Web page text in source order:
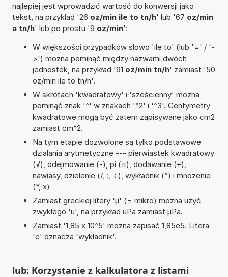
najlepiej jest wprowadzić wartość do konwersji jako
tekst, na przykład '26 oz/min ile to tn/h' lub '67 oz/min
a tn/h' lub po prostu '9 oz/min':
W większości przypadków słowo 'ile to' (lub '=' / '-
>') można pominąć między nazwami dwóch
jednostek, na przykład '91 oz/min tn/h' zamiast '50
oz/min ile to tn/h'.
W skrótach 'kwadratowy' i 'sześcienny' można
pominąć znak '^' w znakach '^2' i '^3'. Centymetry
kwadratowe mogą być zatem zapisywane jako cm2
zamiast cm^2.
Na tym etapie dozwolone są tylko podstawowe
działania arytmetyczne --- pierwiastek kwadratowy
(√), odejmowanie (-), pi (π), dodawanie (+),
nawiasy, dzielenie (/, :, ÷), wykładnik (^) i mnożenie
(*, x)
Zamiast greckiej litery 'µ' (= mikro) można użyć
zwykłego 'u', na przykład uPa zamiast µPa.
Zamiast '1,85 x 10^5' można zapisać 1,85e5. Litera
'e' oznacza 'wykładnik'.
lub: Korzystanie z kalkulatora z listami